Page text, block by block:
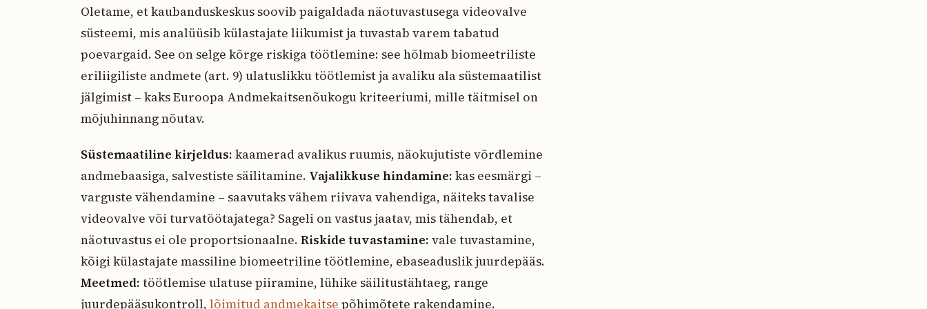
Oletame, et kaubanduskeskus soovib paigaldada näotuvastusega videovalve
süsteemi, mis analüüsib külastajate liikumist ja tuvastab varem tabatud
poevargaid. See on selge kõrge riskiga töötlemine: see hõlmab biomeetriliste
eriliigiliste andmete (art. 9) ulatuslikku töötlemist ja avaliku ala süstemaatilist
jälgimist – kaks Euroopa Andmekaitsenõukogu kriteeriumi, mille täitmisel on
mõjuhinnang nõutav.
Süstemaatiline kirjeldus: kaamerad avalikus ruumis, näokujutiste võrdlemine
andmebaasiga, salvestiste säilitamine. Vajalikkuse hindamine: kas eesmärgi –
varguste vähendamine – saavutaks vähem riivava vahendiga, näiteks tavalise
videovalve või turvatöötajatega? Sageli on vastus jaatav, mis tähendab, et
näotuvastus ei ole proportsionaalne. Riskide tuvastamine: vale tuvastamine,
kõigi külastajate massiline biomeetriline töötlemine, ebaseaduslik juurdepääs.
Meetmed: töötlemise ulatuse piiramine, lühike säilitustähtaeg, range
juurdepääsukontroll, lõimitud andmekaitse põhimõtete rakendamine.